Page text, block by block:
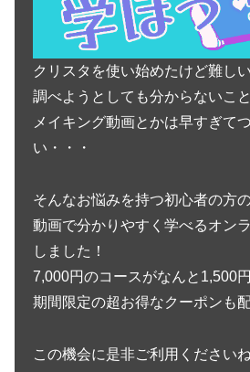
クリスタを使い始めたけど難しい
調べようとしても分からないこ
メイキング動画とかは早すぎて
い・・・
そんなお悩みを持つ初心者の方
動画で分かりやすく学べるオン
しました！
7,000円のコースがなんと1,500
期間限定の超お得なクーポンも
この機会に是非ご利用くださいね